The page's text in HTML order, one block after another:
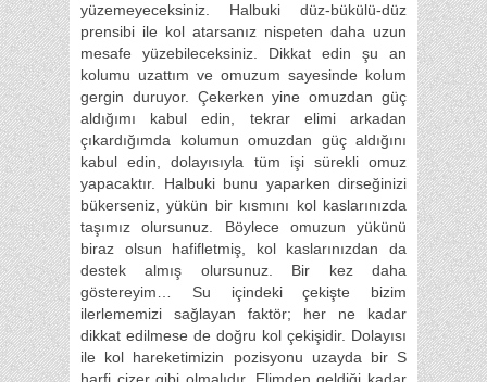
yüzemeyeceksiniz. Halbuki düz-bükülü-düz
prensibi ile kol atarsanız nispeten daha uzun
mesafe yüzebileceksiniz. Dikkat edin şu an
kolumu uzattım ve omuzum sayesinde kolum
gergin duruyor. Çekerken yine omuzdan güç
aldığımı kabul edin, tekrar elimi arkadan
çıkardığımda kolumun omuzdan güç aldığını
kabul edin, dolayısıyla tüm işi sürekli omuz
yapacaktır. Halbuki bunu yaparken dirseğinizi
bükerseniz, yükün bir kısmını kol kaslarınızda
taşımız olursunuz. Böylece omuzun yükünü
biraz olsun hafifletmiş, kol kaslarınızdan da
destek almış olursunuz. Bir kez daha
göstereyim… Su içindeki çekişte bizim
ilerlememizi sağlayan faktör; her ne kadar
dikkat edilmese de doğru kol çekişidir. Dolayısı
ile kol hareketimizin pozisyonu uzayda bir S